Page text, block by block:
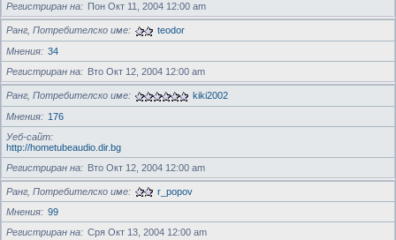
Регистриран на
Пон Окт 11, 2004 12:00 am
Ранг, Потребителско име
teodor
Мнения
34
Регистриран на
Вто Окт 12, 2004 12:00 am
Ранг, Потребителско име
kiki2002
Мнения
176
Уеб-сайт
http://hometubeaudio.dir.bg
Регистриран на
Вто Окт 12, 2004 12:00 am
Ранг, Потребителско име
r_popov
Мнения
99
Регистриран на
Сря Окт 13, 2004 12:00 am